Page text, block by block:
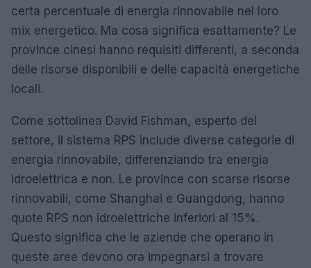
certa percentuale di energia rinnovabile nel loro
mix energetico. Ma cosa significa esattamente? Le
province cinesi hanno requisiti differenti, a seconda
delle risorse disponibili e delle capacità energetiche
locali.
Come sottolinea David Fishman, esperto del
settore, il sistema RPS include diverse categorie di
energia rinnovabile, differenziando tra energia
idroelettrica e non. Le province con scarse risorse
rinnovabili, come Shanghai e Guangdong, hanno
quote RPS non idroelettriche inferiori al 15%.
Questo significa che le aziende che operano in
queste aree devono ora impegnarsi a trovare